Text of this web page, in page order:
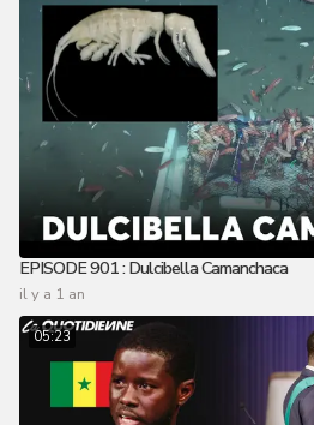
EPISODE 901 : Dulcibella Camanchaca
il y a 1 an
05:23